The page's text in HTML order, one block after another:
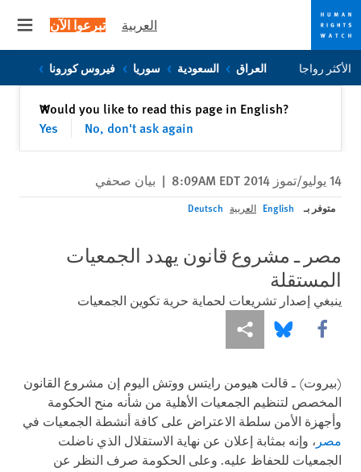
Skip
to
Skip
to
العربية تبرعوا الآن
الأكثر رواجا العراق السعودية سوريا فيروس كورونا
Would you like to read this page in English?
Yes
No, don't ask again
✕إغلاق
14 يوليو/تموز 2014 8:09AM EDT | بيان صحفي
متوفر بـ English العربية Deutsch
مصر ـ مشروع قانون يهدد الجمعيات
المستقلة
ينبغي إصدار تشريعات لحماية حرية تكوين الجمعيات
Share this via Facebook
Share this via Bluesky
Share this via مشاركة
(بيروت) ـ قالت هيومن رايتس ووتش اليوم إن مشروع القانون
المخصص لتنظيم الجمعيات الأهلية من شأنه منح الحكومة
وأجهزة الأمن سلطة الاعتراض على كافة أنشطة الجمعيات في
مصر ، وإنه بمثابة إعلان عن نهاية الاستقلال الذي ناضلت
الجمعيات للحفاظ عليه. وعلى الحكومة صرف النظر عن